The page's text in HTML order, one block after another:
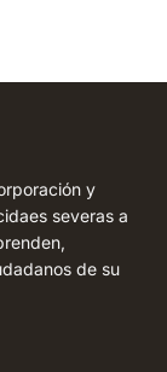
y
severas a
de su